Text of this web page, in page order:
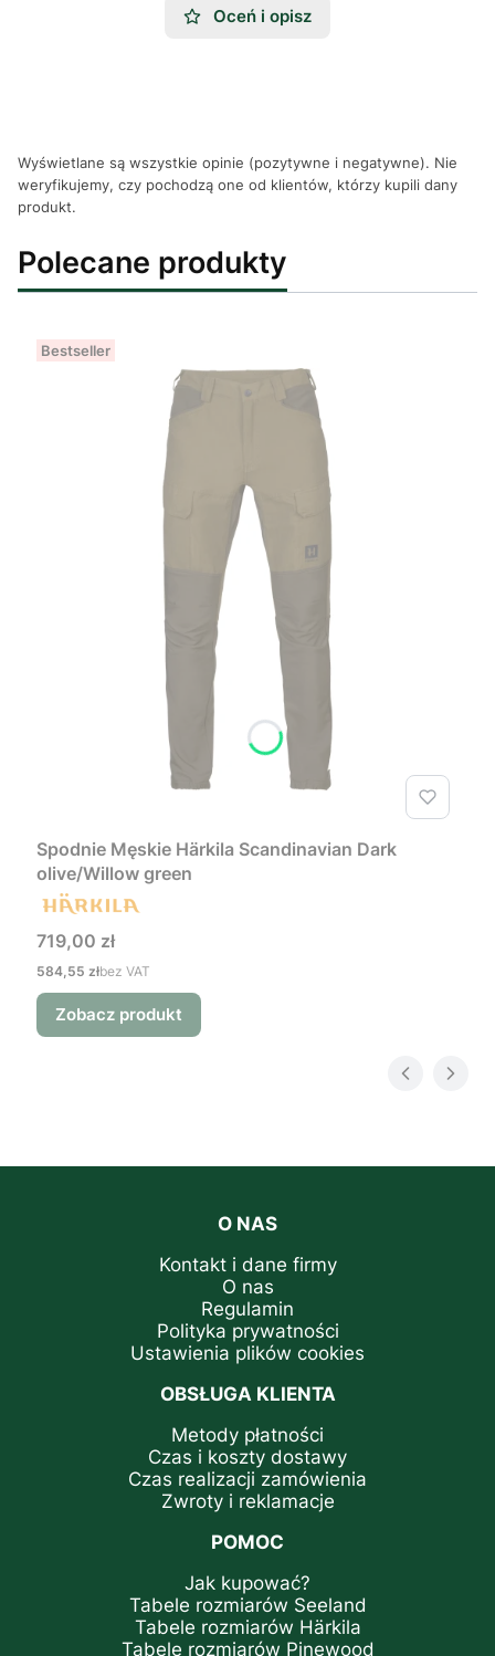
Oceń i opisz
Wyświetlane są wszystkie opinie (pozytywne i negatywne). Nie
weryfikujemy, czy pochodzą one od klientów, którzy kupili dany
produkt.
Polecane produkty
Bestseller
Spodnie Męskie Härkila Scandinavian Dark
olive/Willow green
Cena
719,00 zł
Cena
584,55 złbez VAT
Zobacz produkt
O NAS
Kontakt i dane firmy
O nas
Regulamin
Polityka prywatności
Ustawienia plików cookies
OBSŁUGA KLIENTA
Metody płatności
Czas i koszty dostawy
Czas realizacji zamówienia
Zwroty i reklamacje
POMOC
Jak kupować?
Tabele rozmiarów Seeland
Tabele rozmiarów Härkila
Tabele rozmiarów Pinewood